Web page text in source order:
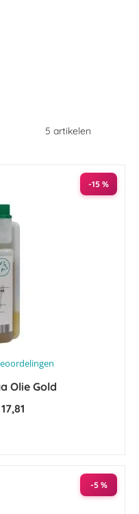
5 artikelen
-15 %
Olie Gold
-5 %